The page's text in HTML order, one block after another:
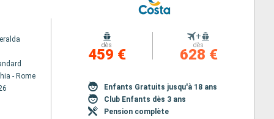
- Rome
dès
459 €
+
dès
628 €
Enfants Gratuits jusqu'à 18 ans
Club Enfants dès 3 ans
Pension complète